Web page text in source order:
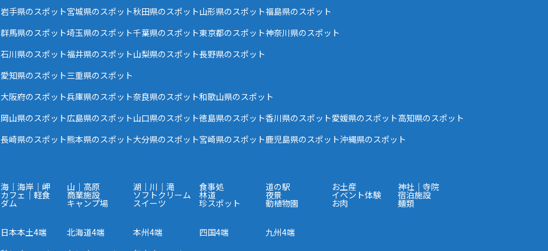
岩手県のスポット宮城県のスポット秋田県のスポット山形県のスポット福島県のスポット
群馬県のスポット埼玉県のスポット千葉県のスポット東京都のスポット神奈川県のスポット
石川県のスポット福井県のスポット山梨県のスポット長野県のスポット
愛知県のスポット三重県のスポット
大阪府のスポット兵庫県のスポット奈良県のスポット和歌山県のスポット
岡山県のスポット広島県のスポット山口県のスポット徳島県のスポット香川県のスポット愛媛県のスポット高知県のスポット
長崎県のスポット熊本県のスポット大分県のスポット宮崎県のスポット鹿児島県のスポット沖縄県のスポット
海｜海岸｜岬 山｜高原 湖｜川｜滝 食事処 道の駅 お土産 神社｜寺院
カフェ｜軽食 商業施設 ソフトクリーム 林道 夜景 イベント体験 宿泊施設
ダム キャンプ場 スイーツ 珍スポット 動植物園 お肉 麺類
日本本土4端 北海道4端 本州4端 四国4端 九州4端